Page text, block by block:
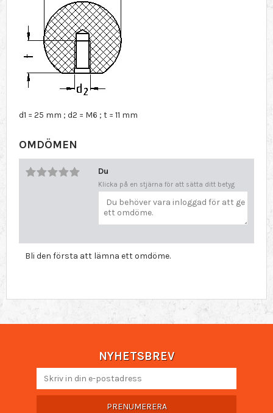
d1 = 25 mm ; d2 = M6 ; t = 11 mm
OMDÖMEN
Du
Klicka på en stjärna för att sätta ditt betyg
Bli den första att lämna ett omdöme.
NYHETSBREV
PRENUMERERA